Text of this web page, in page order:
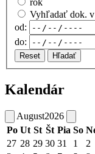
rok
Vyhľadať dok. v
od:
do:
Reset Hľadať
Kalendár
August2026
Po Ut St Št Pia So
27 28 29 30 31 1
2